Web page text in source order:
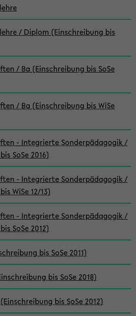
/ Diplom (Einschreibung bis
/ Ba (Einschreibung bis SoSe
/ Ba (Einschreibung bis WiSe
- Integrierte Sonderpädagogik /
SoSe 2016)
- Integrierte Sonderpädagogik /
WiSe 12/13)
- Integrierte Sonderpädagogik /
SoSe 2012)
bis SoSe 2011)
bis SoSe 2018)
bis SoSe 2012)